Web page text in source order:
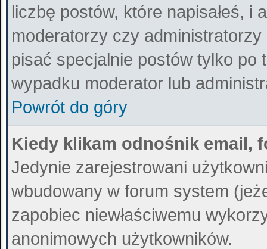
liczbę postów, które napisałeś, i
moderatorzy czy
pisać specjalnie postów tylko
wypadku moderator lub
Powrót do góry
Kiedy klikam odnośnik email,
Jedynie zarejestrowani
wbudowany w forum system
zapobiec niewłaściwemu
anonimowych użytkowników.